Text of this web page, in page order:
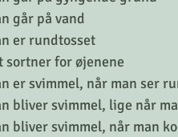
går på vand
er rundtosset
sortner for øjenene
er svimmel, når man ser
bliver svimmel, lige når
bliver svimmel, når man